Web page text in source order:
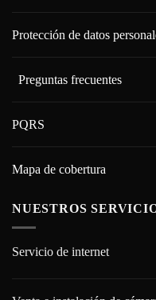
Protección de datos
Preguntas frecuentes
PQRS
Mapa de cobertura
NUESTROS
Servicio de internet